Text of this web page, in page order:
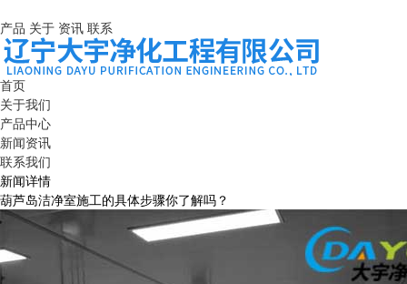
产品 关于 资讯 联系
首页
关于我们
产品中心
新闻资讯
联系我们
新闻详情
葫芦岛洁净室施工的具体步骤你了解吗？